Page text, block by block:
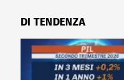
DI TENDENZA